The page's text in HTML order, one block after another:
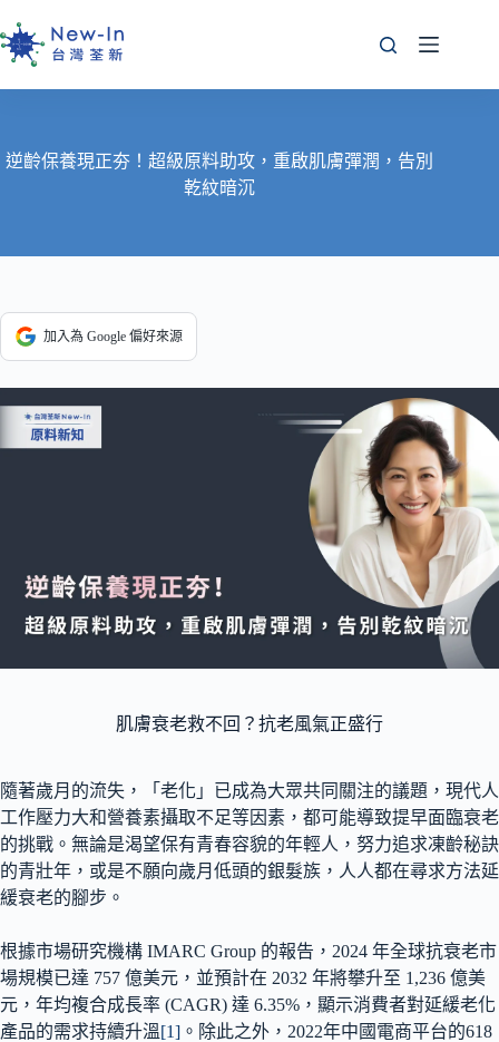
至
主
要
容
逆齡保養現正夯！超級原料助攻，重啟肌膚彈潤，告別
乾紋暗沉
加入為 Google 偏好來源
肌膚衰老救不回？抗老風氣正盛行
隨著歲月的流失，「老化」已成為大眾共同關注的議題，現代人
工作壓力大和營養素攝取不足等因素，都可能導致提早面臨衰老
的挑戰。無論是渴望保有青春容貌的年輕人，努力追求凍齡秘訣
的青壯年，或是不願向歲月低頭的銀髮族，人人都在尋求方法延
緩衰老的腳步。
根據市場研究機構 IMARC Group 的報告，2024 年全球抗衰老市
場規模已達 757 億美元，並預計在 2032 年將攀升至 1,236 億美
元，年均複合成長率 (CAGR) 達 6.35%，顯示消費者對延緩老化
產品的需求持續升溫[1] 。除此之外，2022年中國電商平台的618